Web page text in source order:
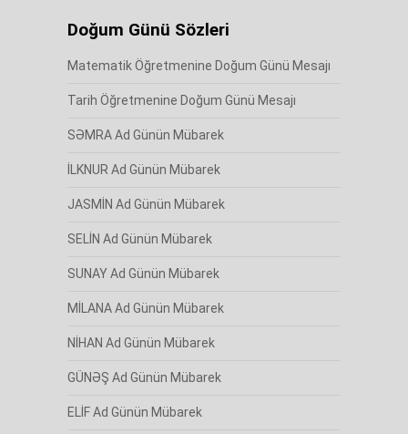
Doğum Günü Sözleri
Matematik Öğretmenine Doğum Günü Mesajı
Tarih Öğretmenine Doğum Günü Mesajı
SƏMRA Ad Günün Mübarek
İLKNUR Ad Günün Mübarek
JASMİN Ad Günün Mübarek
SELİN Ad Günün Mübarek
SUNAY Ad Günün Mübarek
MİLANA Ad Günün Mübarek
NİHAN Ad Günün Mübarek
GÜNƏŞ Ad Günün Mübarek
ELİF Ad Günün Mübarek